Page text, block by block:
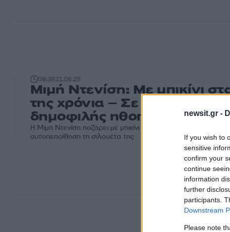
newsit.gr -
If you wish to
sensitive
confirm your
continue
information
further
participants.
Downstream
Please note
09:3821.08.25
Μιμή Ντενίση: Με μπικίνι
της χρόνια – Σε άψογη
δημοφιλής ηθοποιός
Η Μιμή Ντενίση ποζάρει με μπικίνι αναδεικνύοντας με άνεση
αυτοπεποίθηση τη σιλουέτα της